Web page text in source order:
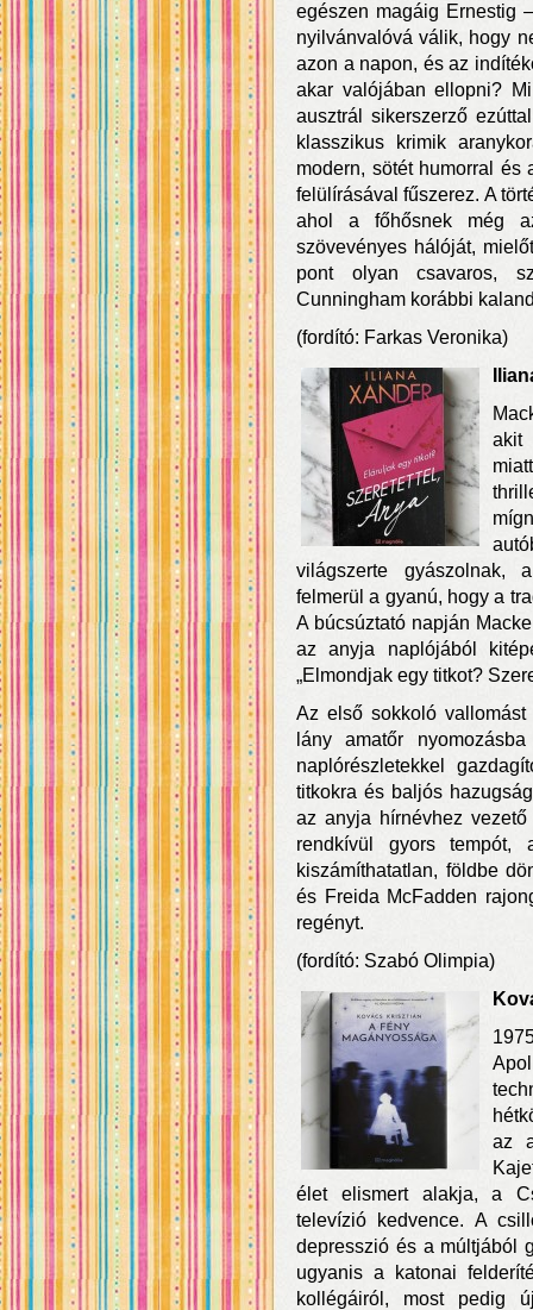
egészen magáig Ernestig
nyilvánvalóvá válik, hogy
azon a napon, és az
akar valójában ellopni?
ausztrál sikerszerző
klasszikus krimik
modern, sötét humorral és
felülírásával fűszerez. A
ahol a főhősnek még
szövevényes hálóját,
pont olyan csavaros,
Cunningham korábbi
(fordító: Farkas Veronika)
akit
világszerte gyászolnak,
felmerül a gyanú, hogy a
A búcsúztató napján
az anyja naplójából
„Elmondjak egy titkot?
Az első sokkoló
lány amatőr
naplórészletekkel
titkokra és baljós
az anyja hírnévhez
rendkívül gyors tempót,
kiszámíthatatlan, földbe
és Freida McFadden
regényt.
(fordító: Szabó Olimpia)
az
élet elismert alakja, a
televízió kedvence. A
depresszió és a múltjából
ugyanis a katonai
kollégáiról, most pedig